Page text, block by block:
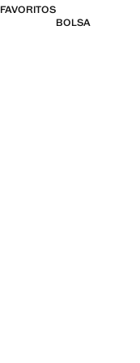
FAVORITOS
BOLSA